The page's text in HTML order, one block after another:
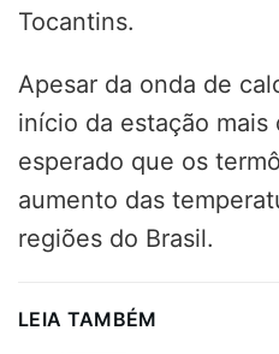
Tocantins.
Apesar da onda de
início da estação
esperado que os
aumento das
regiões do Brasil.
LEIA TAMBÉM